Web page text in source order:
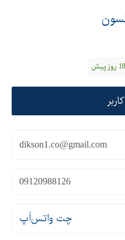
پیش
dikson1.co@gmail.com
09120988126
چت واتس‌اَپ